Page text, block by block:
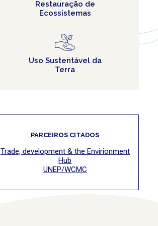
Restauração de
Ecossistemas
Uso Sustentável da
Terra
PARCEIROS CITADOS
Trade, development & the Envirionment
Hub
UNEP/WCMC